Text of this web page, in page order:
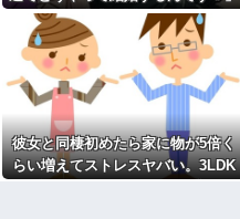
有吉「『俺テレビ見ない』っ
て言う奴おかしいだろ。団子屋
で『団子食べない』って言う
か？」
【衝撃画像】中学生「先生！
水泳で水着になるのイヤで
す！」先生「分かった」→結果
まさかの『こう』なってしまうw
w w w w w w
【速報】ワイ、嫁とのセッ■ス
→飲み会で本音を返したら場が静ま
り返って…
彼女と同棲初めたら家に物が5倍く
らい増えてストレスヤバい。3LDK